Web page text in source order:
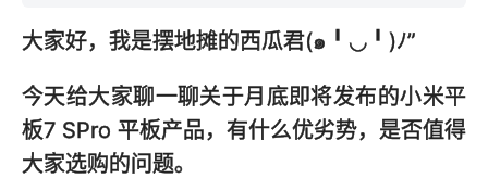
大家好，我是摆地摊的西瓜君(๑╹◡╹)ﾉ”
今天给大家聊一聊关于月底即将发布的小米平
板7 SPro 平板产品，有什么优劣势，是否值得
大家选购的问题。